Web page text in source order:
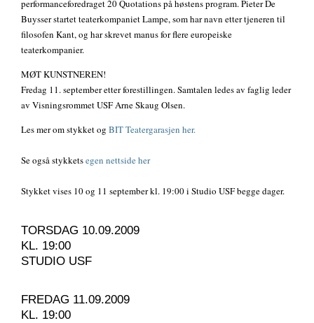
performanceforedraget 20 Quotations på høstens program. Pieter De
Buysser startet teaterkompaniet Lampe, som har navn etter tjeneren til
filosofen Kant, og har skrevet manus for flere europeiske
teaterkompanier.
MØT KUNSTNEREN!
Fredag 11. september etter forestillingen. Samtalen ledes av faglig leder
av Visningsrommet USF Arne Skaug Olsen.
Les mer om stykket og BIT Teatergarasjen her.
Se også stykketsegen nettside her
Stykket vises 10 og 11 september kl. 19:00 i Studio USF begge dager.
TORSDAG 10.09.2009
KL. 19:00
STUDIO USF
FREDAG 11.09.2009
KL. 19:00